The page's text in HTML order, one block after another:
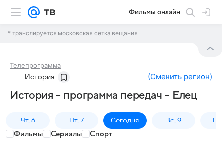
Фильмы онлайн
* транслируется московская сетка вещания
Телепрограмма
История (Сменить регион)
История – программа передач – Елец
Чт, 6 Пт, 7 Сегодня Вс, 9
Фильмы Сериалы Спорт